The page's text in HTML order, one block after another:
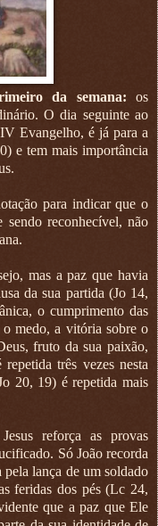
da semana: os
O dia seguinte ao
Evangelho, é já para a
e tem mais importância
para indicar que o
sendo reconhecível, não
mas a paz que havia
da sua partida (Jo 14,
o cumprimento das
o medo, a vitória sobre o
fruto da sua paixão,
três vezes nesta
20, 19) é repetida mais
Jesus reforça as provas
Só João recorda
lança de um soldado
feridas dos pés (Lc 24,
que a paz que Ele